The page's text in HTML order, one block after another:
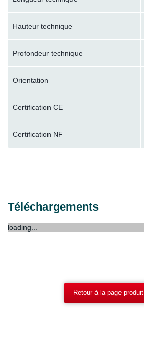
Hauteur technique
Profondeur technique
Orientation
Certification CE
Certification NF
Téléchargements
loading...
Retour à la page produit